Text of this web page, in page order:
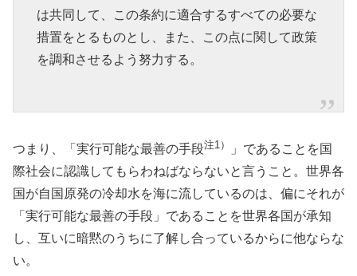
は共同して、この条約に適合するすべての必要な
措置をとるものとし、また、この点に関して政策
を調和させるよう努力する。
つまり、「実行可能な最善の手段注1）
」であることを国
際社会に認識してもらわねばならないと言うこと。世界各
国が自国原発の冷却水を海に流しているのは、偏にそれが
「実行可能な最善の手段」であることを世界各国が承知
し、互いに暗黙のうちに了解し合っているからに他ならな
い。